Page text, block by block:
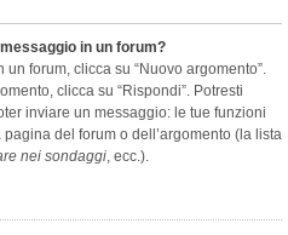
in un forum?
forum, clicca su “Nuovo argomento”.
clicca su “Rispondi”. Potresti
inviare un messaggio: le tue funzioni
del forum o dell’argomento (la lista
nei sondaggi, ecc.).